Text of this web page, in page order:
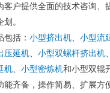
客户提供全面的技术咨询、
。
括： 小型挤出机、 小型流
压延机、 小型双螺杆挤出机、
机、 小型密炼机和小型双辊
能齐备，操作简易、扩展方